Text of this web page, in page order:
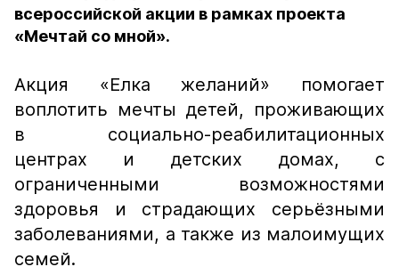
всероссийской акции в рамках проекта
«Мечтай со мной».
Акция «Елка желаний» помогает
воплотить мечты детей, проживающих
в социально-реабилитационных
центрах и детских домах, с
ограниченными возможностями
здоровья и страдающих серьёзными
заболеваниями, а также из малоимущих
семей.